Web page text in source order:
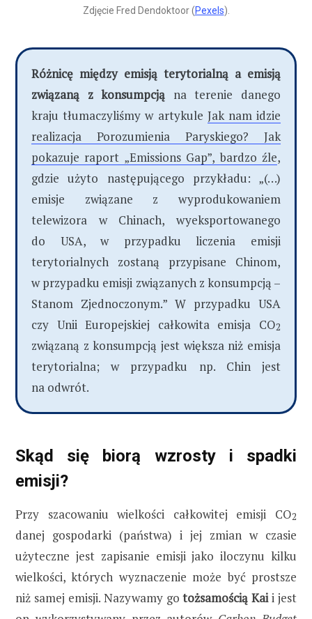
Zdjęcie Fred Dendoktoor (Pexels).
Różnicę między emisją terytorialną a emisją
związaną z konsumpcją na terenie danego
kraju tłumaczyliśmy w artykule Jak nam idzie
realizacja Porozumienia Paryskiego? Jak
pokazuje raport „Emissions Gap”, bardzo źle,
gdzie użyto następującego przykładu: „(…)
emisje związane z wyprodukowaniem
telewizora w Chinach, wyeksportowanego
do USA, w przypadku liczenia emisji
terytorialnych zostaną przypisane Chinom,
w przypadku emisji związanych z konsumpcją –
Stanom Zjednoczonym.” W przypadku USA
czy Unii Europejskiej całkowita emisja CO2
związaną z konsumpcją jest większa niż emisja
terytorialna; w przypadku np. Chin jest
na odwrót.
Skąd się biorą wzrosty i spadki
emisji?
Przy szacowaniu wielkości całkowitej emisji CO2
danej gospodarki (państwa) i jej zmian w czasie
użyteczne jest zapisanie emisji jako iloczynu kilku
wielkości, których wyznaczenie może być prostsze
niż samej emisji. Nazywamy go tożsamością Kaii jest